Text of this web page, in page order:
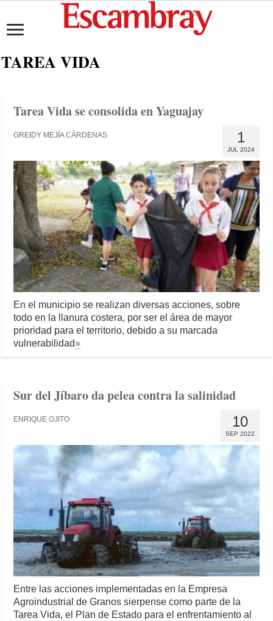
TAREA VIDA
Tarea Vida se consolida en Yaguajay
1
JUL 2024
GREIDY MEJÍA CÁRDENAS
En el municipio se realizan diversas acciones, sobre
todo en la llanura costera, por ser el área de mayor
prioridad para el territorio, debido a su marcada
vulnerabilidad»
Sur del Jíbaro da pelea contra la salinidad
10
SEP 2022
ENRIQUE OJITO
Entre las acciones implementadas en la Empresa
Agroindustrial de Granos sierpense como parte de la
Tarea Vida, el Plan de Estado para el enfrentamiento al